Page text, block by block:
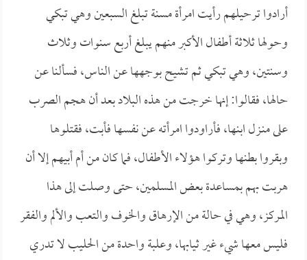
أرادوا ترحيلهم رأيت امرأة مسنة تبلغ السبعين وهي تبكي
وحولها ثلاثة أطفال الأكبر منهم يبلغ أربع سنوات وثلاث
وسنتين، وهي تبكي ثم تشيح بوجهها عن الناس، فسألنا عن
حالها، فقالوا: إنها خرجت من هذه البلاد بعد أن هجم الصرب
على منـزل ابنها، فأراودوا امرأته عن نفسها فأبت، فقتلوها
وبقروا بطنها وتركوا هؤلاء الأطفال، فما كان من أم أبيهم إلا أن
هربت بهم بمساعدة بعض المسلمين، حتى وصلت إلى هذا
المركز، وهي في حالة من الإرهاق والخوف والتعب والألم والفقر
فليس معها شيء غير ثيابها، وعلبة واحدة من الحليب لا تدري